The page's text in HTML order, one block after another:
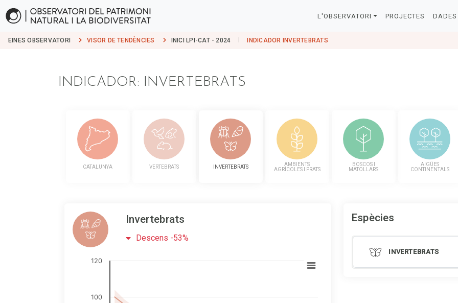
L'OBSERVATORI PROJECTES DADES
EINES OBSERVATORI VISOR DE TENDÈNCIES INICI LPI-CAT - 2024 INDICADOR INVERTEBRATS
INDICADOR: INVERTEBRATS
CATALUNYA VERTEBRATS INVERTEBRATS
AMBIENTS
AGRÍCOLES I PRATS
BOSCOS I
MATOLLARS
AIGÜES
CONTINENTALS
Invertebrats
Descens -53%
100
120
Espècies
INVERTEBRATS